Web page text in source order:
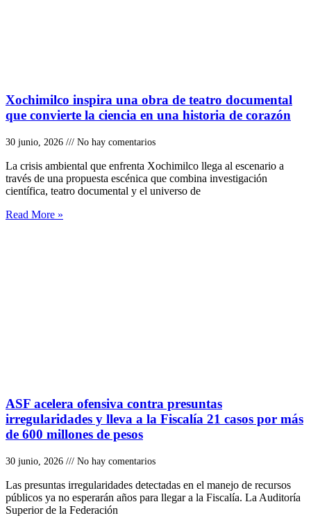
Xochimilco inspira una obra de teatro documental
que convierte la ciencia en una historia de corazón
30 junio, 2026 No hay comentarios
La crisis ambiental que enfrenta Xochimilco llega al escenario a
través de una propuesta escénica que combina investigación
científica, teatro documental y el universo de
Read More »
ASF acelera ofensiva contra presuntas
irregularidades y lleva a la Fiscalía 21 casos por más
de 600 millones de pesos
30 junio, 2026 No hay comentarios
Las presuntas irregularidades detectadas en el manejo de recursos
públicos ya no esperarán años para llegar a la Fiscalía. La Auditoría
Superior de la Federación